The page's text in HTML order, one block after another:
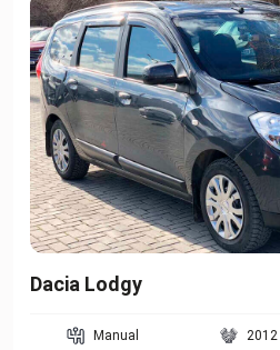
Dacia Lodgy
Manual 2012